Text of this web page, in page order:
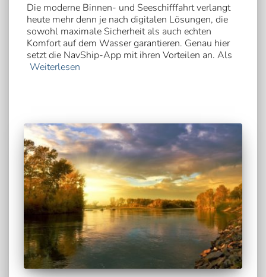
Die moderne Binnen- und Seeschifffahrt verlangt
heute mehr denn je nach digitalen Lösungen, die
sowohl maximale Sicherheit als auch echten
Komfort auf dem Wasser garantieren. Genau hier
setzt die NavShip-App mit ihren Vorteilen an. Als
Weiterlesen